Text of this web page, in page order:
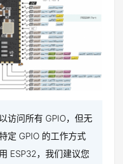
访问所有 GPIO，但无
定 GPIO 的工作方式
ESP32，我们建议您